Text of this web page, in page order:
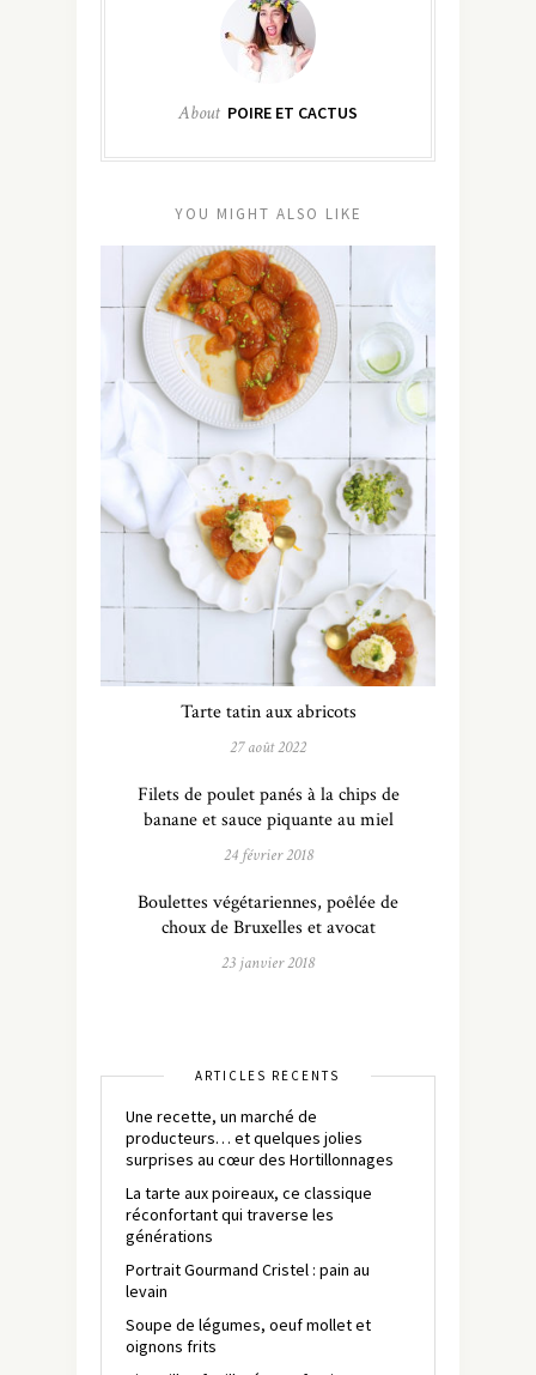
About POIRE ET CACTUS
YOU MIGHT ALSO LIKE
Tarte tatin aux abricots
27 août 2022
Filets de poulet panés à la chips de
banane et sauce piquante au miel
24 février 2018
Boulettes végétariennes, poêlée de
choux de Bruxelles et avocat
23 janvier 2018
ARTICLES RÉCENTS
Une recette, un marché de
producteurs… et quelques jolies
surprises au cœur des Hortillonnages
La tarte aux poireaux, ce classique
réconfortant qui traverse les
générations
Portrait Gourmand Cristel : pain au
levain
Soupe de légumes, oeuf mollet et
oignons frits